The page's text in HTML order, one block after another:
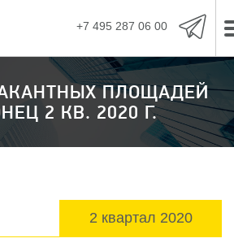
+7 495 287 06 00
ПЛОЩАДЕЙ
2 КВ. 2020 Г.
2 квартал 2020